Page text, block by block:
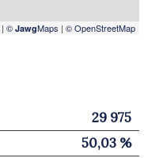
| © JawgMaps | © OpenStreetMap
29 975
50,03 %